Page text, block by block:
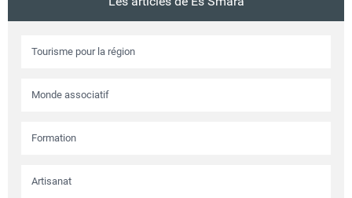
Tourisme pour la région
Monde associatif
Formation
Artisanat